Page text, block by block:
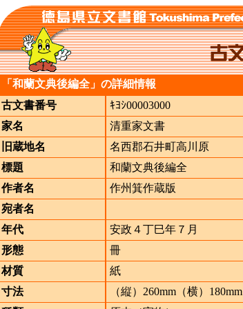
「和蘭文典後編全」の詳細情報
古文書番号
ｷﾖｼ00003000
家名
清重家文書
旧蔵地名
名西郡石井町高川原
標題
和蘭文典後編全
作者名
作州箕作蔵版
宛者名
年代
安政４丁巳年７月
形態
冊
材質
紙
寸法
（縦）260mm（横）180mm